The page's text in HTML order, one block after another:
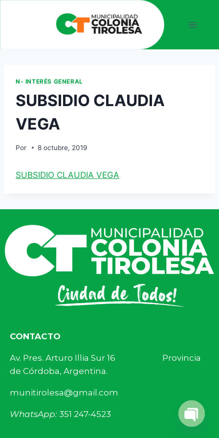
N- INTERÉS GENERAL
SUBSIDIO CLAUDIA
VEGA
Por 8 octubre, 2019
SUBSIDIO CLAUDIA VEGA
CONTACTO
Av. Pres. Arturo Illia Sur 16 Provincia
de Córdoba, Argentina.
munitirolesa@gmail.com
WhatsApp: 351 247-4523